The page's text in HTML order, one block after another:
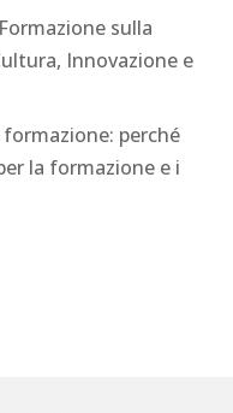
sulla
Innovazione e
perché
la formazione e i